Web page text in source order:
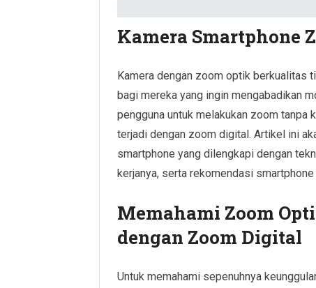
Kamera Smartphone
Kamera dengan zoom optik berkualitas
bagi mereka yang ingin mengabadikan
pengguna untuk melakukan zoom tanpa
terjadi dengan zoom digital. Artikel ini
smartphone yang dilengkapi dengan
kerjanya, serta rekomendasi
Memahami Zoom
dengan Zoom Digital
Untuk memahami sepenuhnya